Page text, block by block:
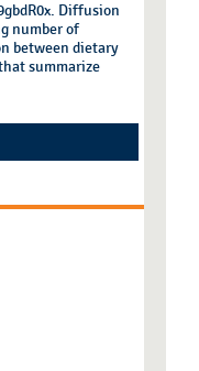
Diffusion
number of
between dietary
summarize